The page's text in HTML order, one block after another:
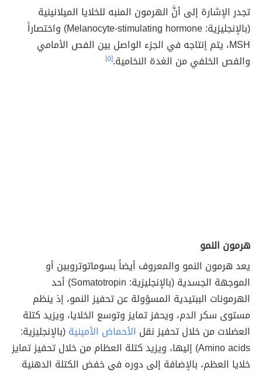
تجدر الإشارة إلى أنَّ الهرمون المنبه للخلايا الميلانينية
(بالإنجليزية: Melanocyte-stimulating hormone) واختصاراً
MSH، يتم إنتاجه في الجزء الواصل بين الفص الأمامي
والفص الخلفي من الغدة النخامية.[٥]
هرمون النمو
يعد هرمون النمو والمعروف أيضاً بسوماتوتروبين أو
الموجهة الجسدية (بالإنجليزية: Somatotropin) أحد
الهرمونات الببتيدية المسؤولة عن تحفيز النمو، إذ ينظم
مستوى سكر الدم، ويحفز تمايز وتوسع الخلايا، ويزيد كتلة
العضلات من خلال تحفيز نقل الأحماض الأمينية(بالإنجليزية:
Amino acids) إليها، ويزيد كتلة العظام من خلال تحفيز تمايز
خلايا العظم، بالإضافة إلى دوره في خفض الكتلة الدهنية